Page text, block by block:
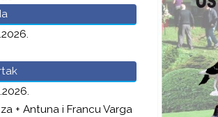
+ Antuna i Francu Varga